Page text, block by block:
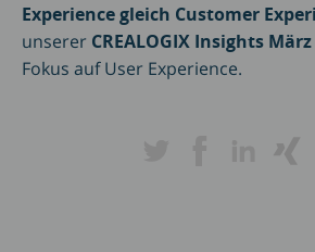
Experience gleich Customer
unserer CREALOGIX Insights März
Fokus auf User Experience.